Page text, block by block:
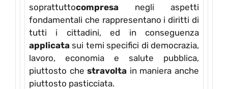
soprattuttocompresa negli aspetti
fondamentali che rappresentano i diritti di
tutti i cittadini, ed in conseguenza
applicata sui temi specifici di democrazia,
lavoro, economia e salute pubblica,
piuttosto chestravolta in maniera anche
piuttosto pasticciata.